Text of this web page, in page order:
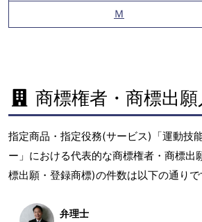
Ｍ
商標権者・商標出願
指定商品・指定役務(サービス)「運動技
ー」における代表的な商標権者・商標出
標出願・登録商標)の件数は以下の通りで
弁理士